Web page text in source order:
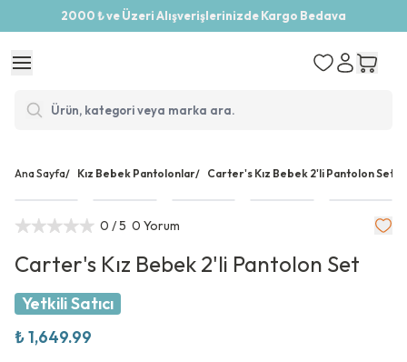
2000 ₺ ve Üzeri Alışverişlerinizde Kargo Bedava
Ana Sayfa/ Kız Bebek Pantolonlar/ Carter's Kız Bebek 2'li Pantolon Set
0 / 5 0 Yorum
Carter's Kız Bebek 2'li Pantolon Set
Yetkili Satıcı
₺ 1,649.99